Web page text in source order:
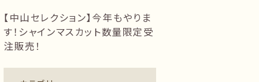
【中山セレクション】今年もやりま
す！シャインマスカット数量限定受
注販売！